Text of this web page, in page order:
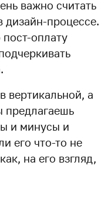
важно считать
процессе.
оплату
вертикальной, а
предлагаешь
и минусы и
его что-то не
на его взгляд,